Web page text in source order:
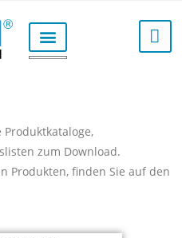
zum Download.
Produkten, finden Sie auf den